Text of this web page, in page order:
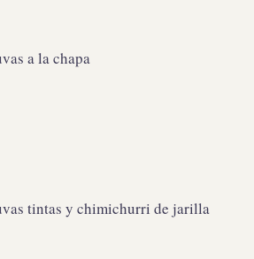
a la chapa
tintas y chimichurri de jarilla